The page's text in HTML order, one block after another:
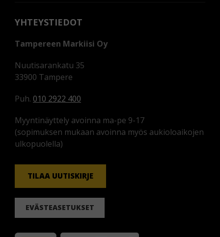
YHTEYSTIEDOT
Tampereen Markiisi Oy
Nuutisarankatu 35
33900 Tampere
Puh. 010 2922 400
Myyntinäyttely avoinna ma-pe 9-17
(sopimuksen mukaan avoinna myös aukioloaikojen
ulkopuolella)
TILAA UUTISKIRJE
EVÄSTEASETUKSET